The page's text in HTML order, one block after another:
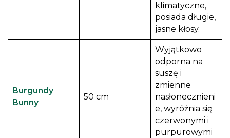
klimatyczne,
posiada długie,
jasne kłosy.
Burgundy
Bunny
50 cm
Wyjątkowo
odporna na
suszę i
zmienne
nasłonecznieni
e, wyróżnia się
czerwonymi i
purpurowymi